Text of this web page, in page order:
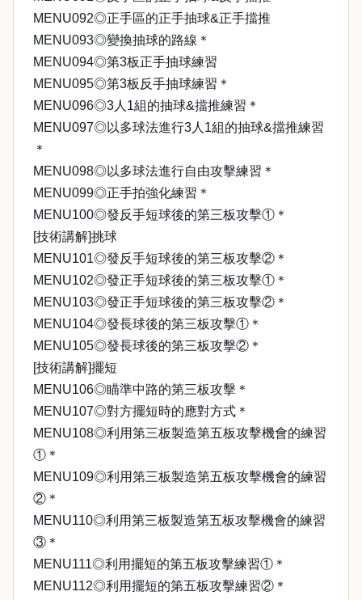
MENU092◎正手區的正手抽球&正手擋推
MENU093◎變換抽球的路線＊
MENU094◎第3板正手抽球練習
MENU095◎第3板反手抽球練習＊
MENU096◎3人1組的抽球&擋推練習＊
MENU097◎以多球法進行3人1組的抽球&擋推練習
＊
MENU098◎以多球法進行自由攻擊練習＊
MENU099◎正手拍強化練習＊
MENU100◎發反手短球後的第三板攻擊①＊
[技術講解]挑球
MENU101◎發反手短球後的第三板攻擊②＊
MENU102◎發正手短球後的第三板攻擊①＊
MENU103◎發正手短球後的第三板攻擊②＊
MENU104◎發長球後的第三板攻擊①＊
MENU105◎發長球後的第三板攻擊②＊
[技術講解]擺短
MENU106◎瞄準中路的第三板攻擊＊
MENU107◎對方擺短時的應對方式＊
MENU108◎利用第三板製造第五板攻擊機會的練習
①＊
MENU109◎利用第三板製造第五板攻擊機會的練習
②＊
MENU110◎利用第三板製造第五板攻擊機會的練習
③＊
MENU111◎利用擺短的第五板攻擊練習①＊
MENU112◎利用擺短的第五板攻擊練習②＊